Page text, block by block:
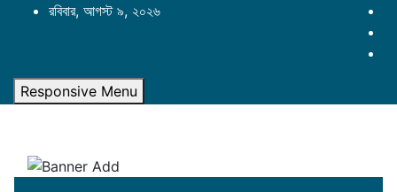
রবিবার, আগস্ট ৯, ২০২৬
Responsive Menu